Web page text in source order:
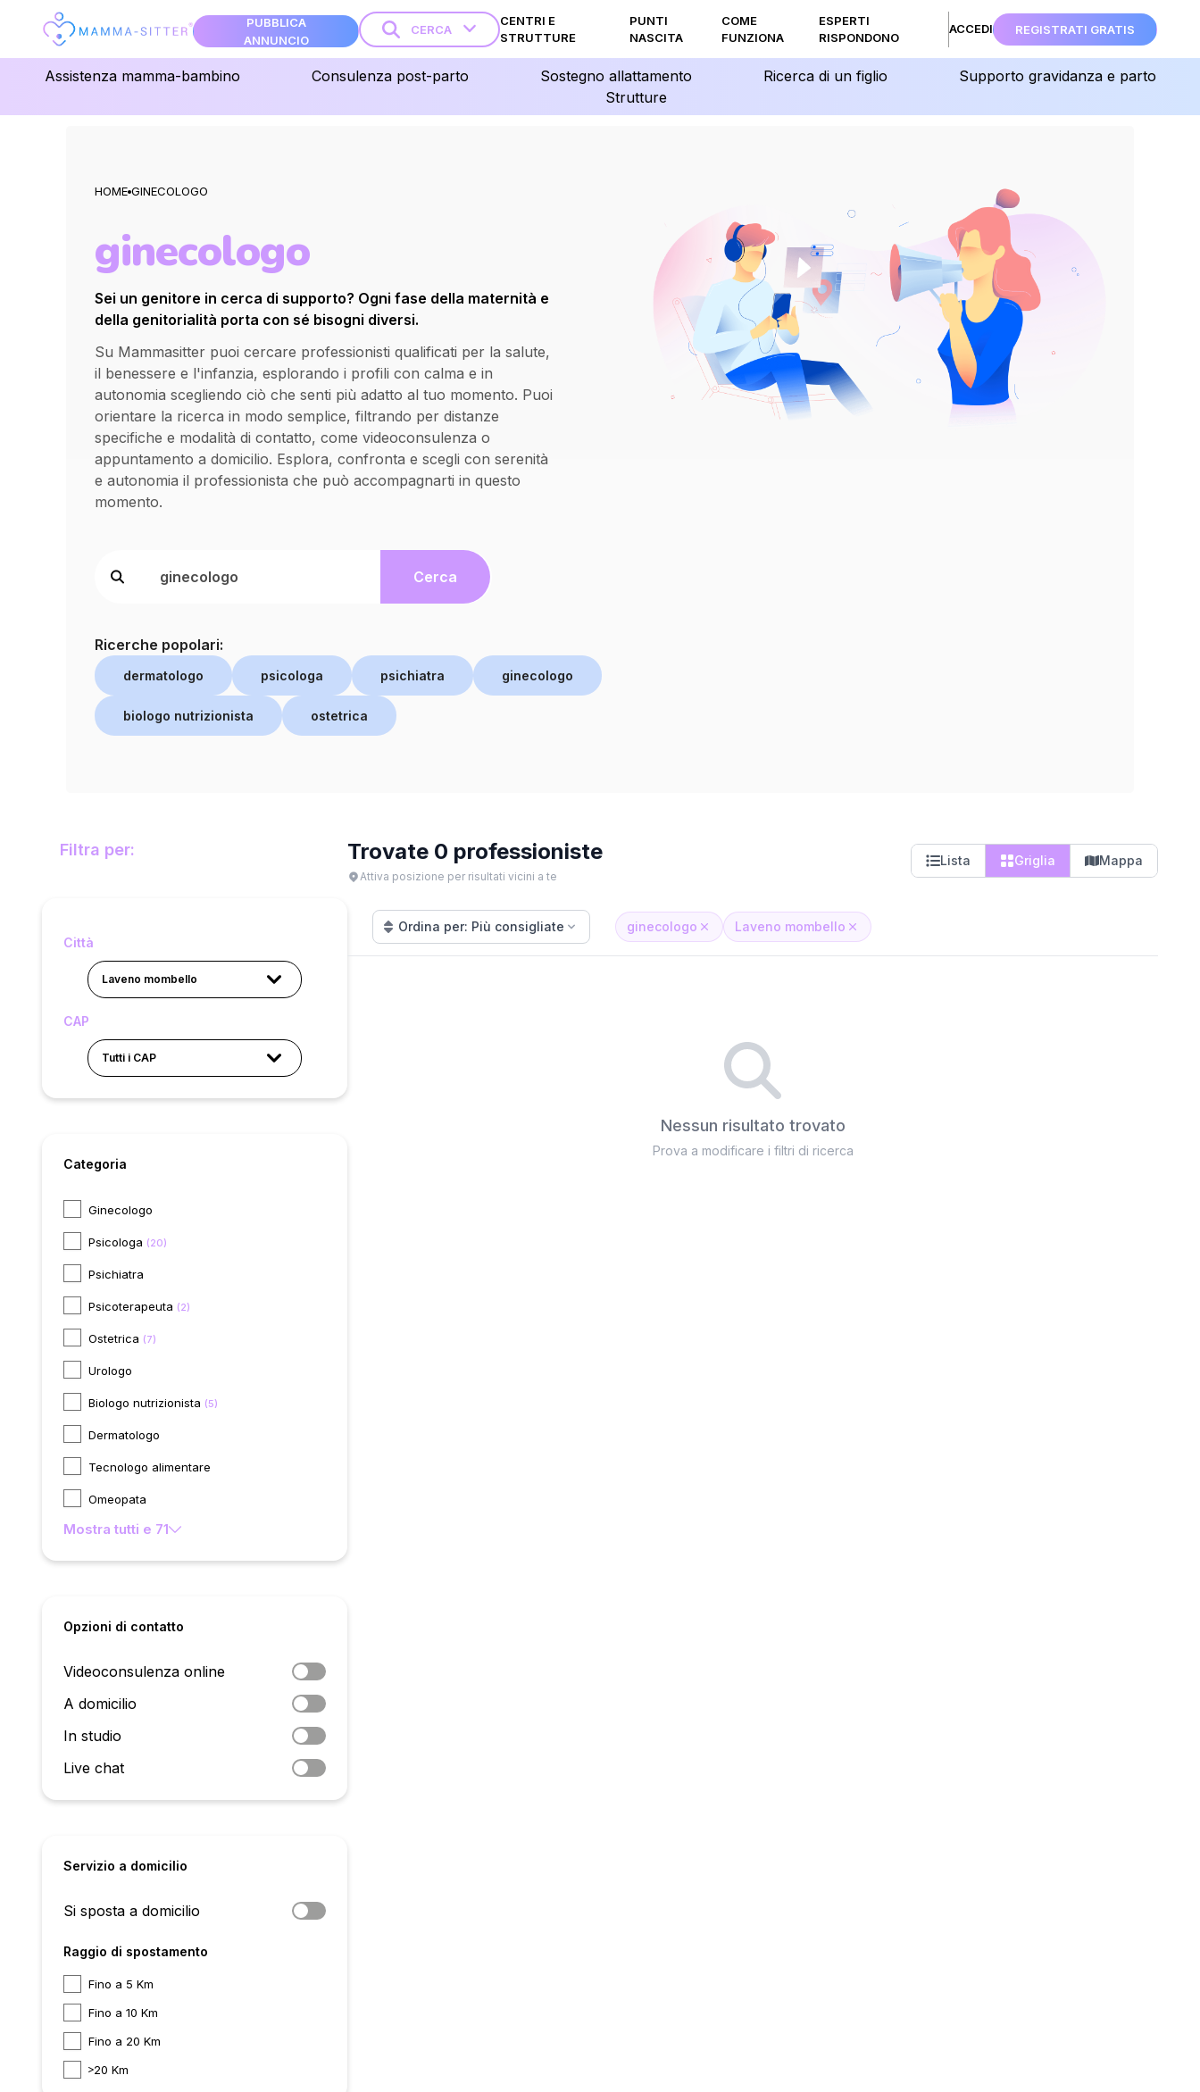
PUBBLICA
ANNUNCIO
CERCA
CENTRI E
STRUTTURE
PUNTI
NASCITA
COME
FUNZIONA
ESPERTI
RISPONDONO
ACCEDI REGISTRATI GRATIS
Assistenza mamma-bambino Consulenza post-parto Sostegno allattamento Ricerca di un figlio
Supporto gravidanza e parto
Strutture
HOME GINECOLOGO
ginecologo
Sei un genitore in cerca di supporto? Ogni fase della maternità e
della genitorialità porta con sé bisogni diversi.
Su Mammasitter puoi cercare professionisti qualificati per la salute,
il benessere e l'infanzia, esplorando i profili con calma e in
autonomia scegliendo ciò che senti più adatto al tuo momento. Puoi
orientare la ricerca in modo semplice, filtrando per distanze
specifiche e modalità di contatto, come videoconsulenza o
appuntamento a domicilio. Esplora, confronta e scegli con serenità
e autonomia il professionista che può accompagnarti in questo
momento.
Cerca
Ricerche popolari:
dermatologo psicologa psichiatra ginecologo
biologo nutrizionista ostetrica
Filtra per:
Città
Laveno mombello
CAP
Tutti i CAP
Categoria
Ginecologo
Psicologa (20)
Psichiatra
Psicoterapeuta (2)
Ostetrica (7)
Urologo
Biologo nutrizionista (5)
Dermatologo
Tecnologo alimentare
Omeopata
Mostra tutti e 71
Opzioni di contatto
Videoconsulenza online
A domicilio
In studio
Live chat
Servizio a domicilio
Si sposta a domicilio
Raggio di spostamento
Fino a 5 Km
Fino a 10 Km
Fino a 20 Km
20 Km
Trovate 0 professioniste
Attiva posizione per risultati vicini a te
Lista Griglia Mappa
Ordina per: Più consigliate ginecologo Laveno mombello
Nessun risultato trovato
Prova a modificare i filtri di ricerca